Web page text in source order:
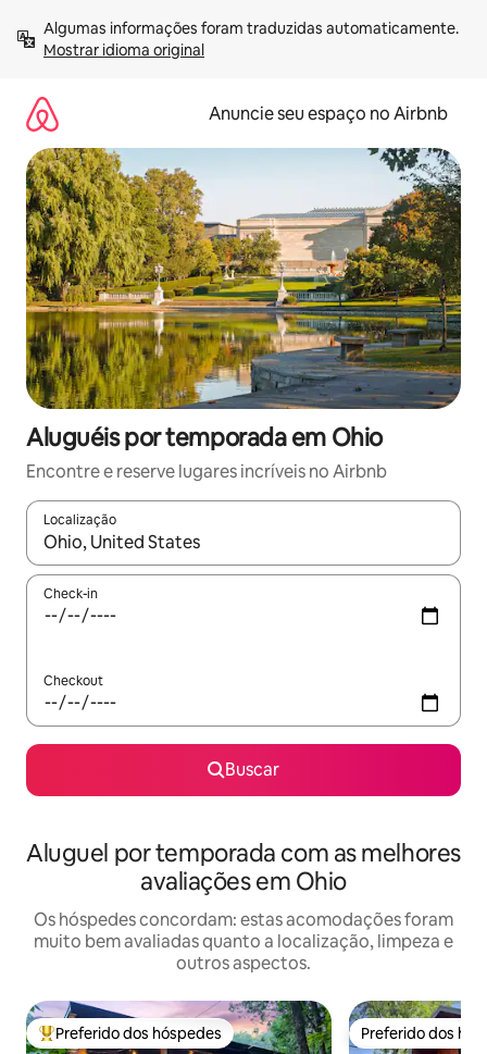
para
Mostrar idioma original
Anuncie seu espaço no Airbnb
Aluguéis por temporada em Ohio
Encontre e reserve lugares incríveis no Airbnb
Localização
Quando os resultados estiverem disponíveis, explore-os
Check-in
Checkout
Buscar
Aluguel por temporada com as melhores
avaliações em Ohio
Os hóspedes concordam: estas acomodações foram
muito bem avaliadas quanto a localização, limpeza e
outros aspectos.
Entre os melhores preferidos dos hóspedes
Preferido dos hóspedes Preferido dos
Preferido dos